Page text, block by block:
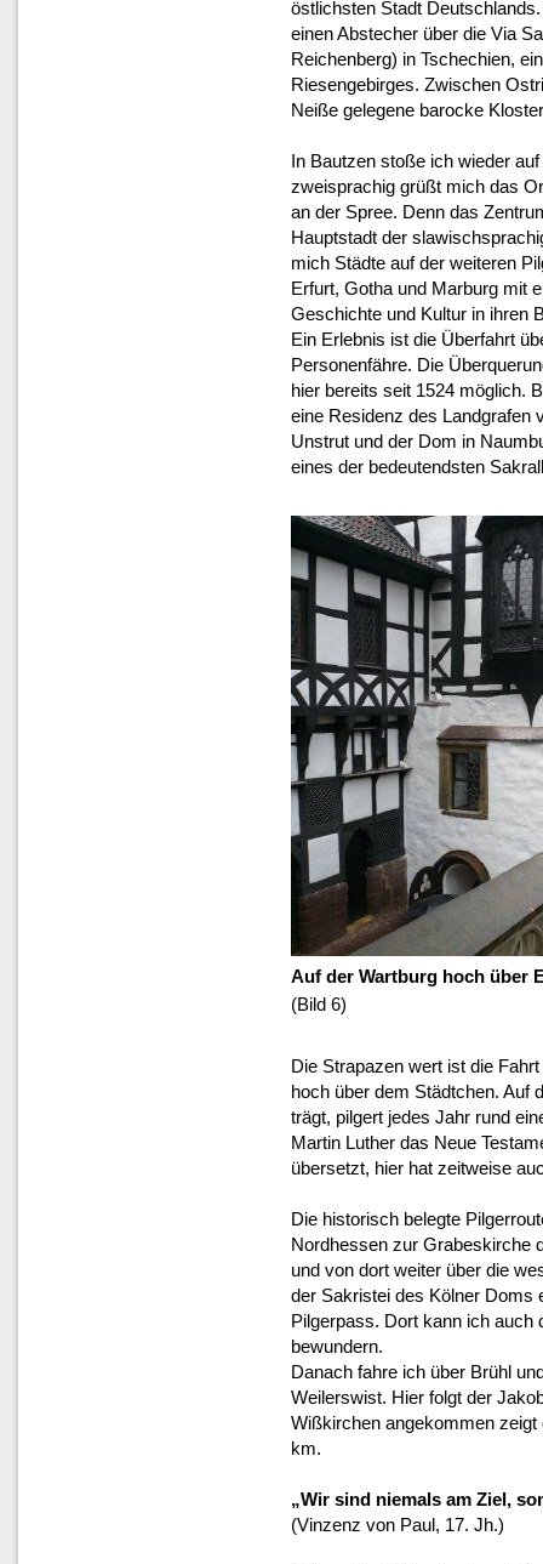
östlichsten Stadt
einen Abstecher über die Via
Reichenberg) in Tschechien,
Riesengebirges. Zwischen
Neiße gelegene barocke
In Bautzen stoße ich wieder
zweisprachig grüßt mich das
an der Spree. Denn das
Hauptstadt der
mich Städte auf der weiteren
Erfurt, Gotha und Marburg mit
Geschichte und Kultur in ihren
Ein Erlebnis ist die Überfahrt
Personenfähre. Die
hier bereits seit 1524 möglich.
eine Residenz des Landgrafen
Unstrut und der Dom in
eines der bedeutendsten
Auf der Wartburg hoch über
(Bild 6)
Die Strapazen wert ist die
hoch über dem Städtchen. Auf
trägt, pilgert jedes Jahr rund
Martin Luther das Neue
übersetzt, hier hat zeitweise
Die historisch belegte
Nordhessen zur Grabeskirche
und von dort weiter über die
der Sakristei des Kölner Doms
Pilgerpass. Dort kann ich auch
bewundern.
Danach fahre ich über Brühl
Weilerswist. Hier folgt der
Wißkirchen angekommen
km.
„Wir sind niemals am Ziel,
(Vinzenz von Paul, 17. Jh.)